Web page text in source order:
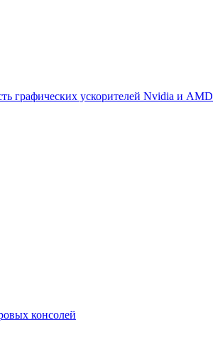
графических ускорителей Nvidia и AMD
консолей